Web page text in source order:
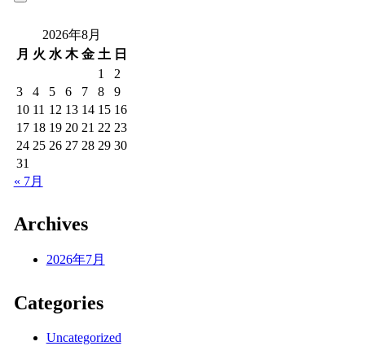
2026年8月
月 火 水 木 金 土 日
1
2
3
4 5 6 7 8
9
10 11 12 13 14 15 16
17 18 19 20 21 22 23
24 25 26 27 28 29 30
31
« 7月
Archives
2026年7月
Categories
Uncategorized